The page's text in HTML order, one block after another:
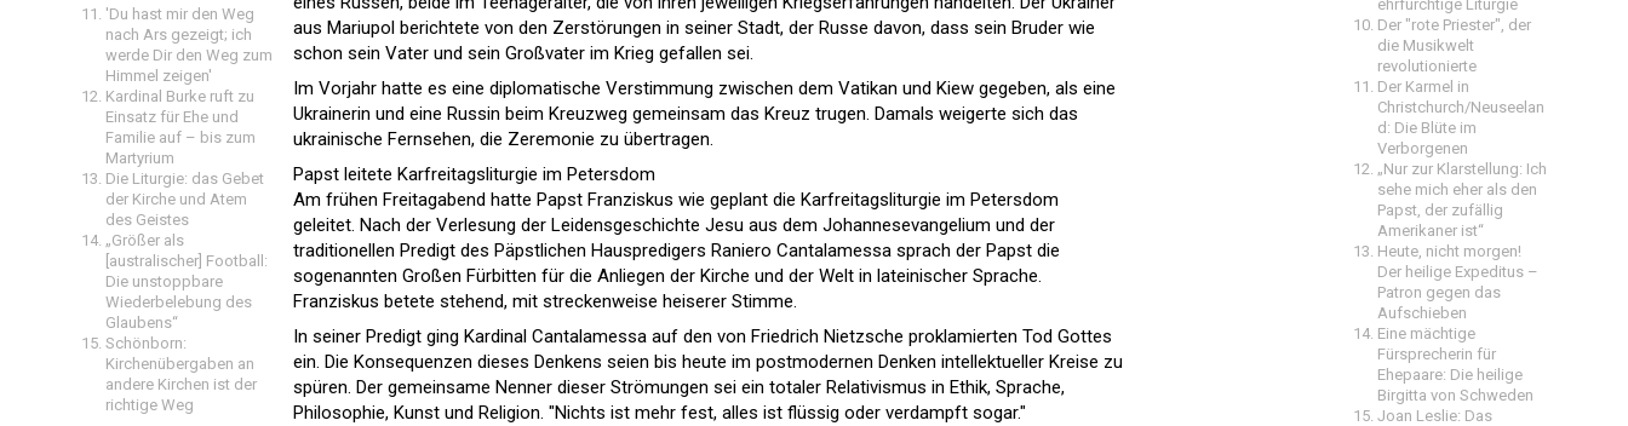
'Du hast mir den Weg
nach Ars gezeigt; ich
werde Dir den Weg zum
Himmel zeigen'
Kardinal Burke ruft zu
Einsatz für Ehe und
Familie auf – bis zum
Martyrium
Die Liturgie: das Gebet
der Kirche und Atem
des Geistes
„Größer als
[australischer] Football:
Die unstoppbare
Wiederbelebung des
Glaubens“
Schönborn:
Kirchenübergaben an
andere Kirchen ist der
richtige Weg
aus Mariupol berichtete von den Zerstörungen in seiner Stadt, der Russe davon, dass sein Bruder wie
schon sein Vater und sein Großvater im Krieg gefallen sei.
Im Vorjahr hatte es eine diplomatische Verstimmung zwischen dem Vatikan und Kiew gegeben, als eine
Ukrainerin und eine Russin beim Kreuzweg gemeinsam das Kreuz trugen. Damals weigerte sich das
ukrainische Fernsehen, die Zeremonie zu übertragen.
Papst leitete Karfreitagsliturgie im Petersdom
Am frühen Freitagabend hatte Papst Franziskus wie geplant die Karfreitagsliturgie im Petersdom
geleitet. Nach der Verlesung der Leidensgeschichte Jesu aus dem Johannesevangelium und der
traditionellen Predigt des Päpstlichen Hauspredigers Raniero Cantalamessa sprach der Papst die
sogenannten Großen Fürbitten für die Anliegen der Kirche und der Welt in lateinischer Sprache.
Franziskus betete stehend, mit streckenweise heiserer Stimme.
In seiner Predigt ging Kardinal Cantalamessa auf den von Friedrich Nietzsche proklamierten Tod Gottes
ein. Die Konsequenzen dieses Denkens seien bis heute im postmodernen Denken intellektueller Kreise zu
spüren. Der gemeinsame Nenner dieser Strömungen sei ein totaler Relativismus in Ethik, Sprache,
Philosophie, Kunst und Religion. "Nichts ist mehr fest, alles ist flüssig oder verdampft sogar."
ehrfürchtige Liturgie
Der "rote Priester", der
die Musikwelt
revolutionierte
Der Karmel in
Christchurch/Neuseelan
d: Die Blüte im
Verborgenen
„Nur zur Klarstellung: Ich
sehe mich eher als den
Papst, der zufällig
Amerikaner ist“
Heute, nicht morgen!
Der heilige Expeditus –
Patron gegen das
Aufschieben
Eine mächtige
Fürsprecherin für
Ehepaare: Die heilige
Birgitta von Schweden
Joan Leslie: Das